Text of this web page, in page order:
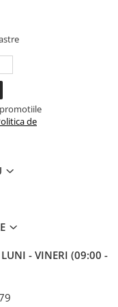
a
folosit poate fi
in praf intr-o
de
- VINERI (09:00 -